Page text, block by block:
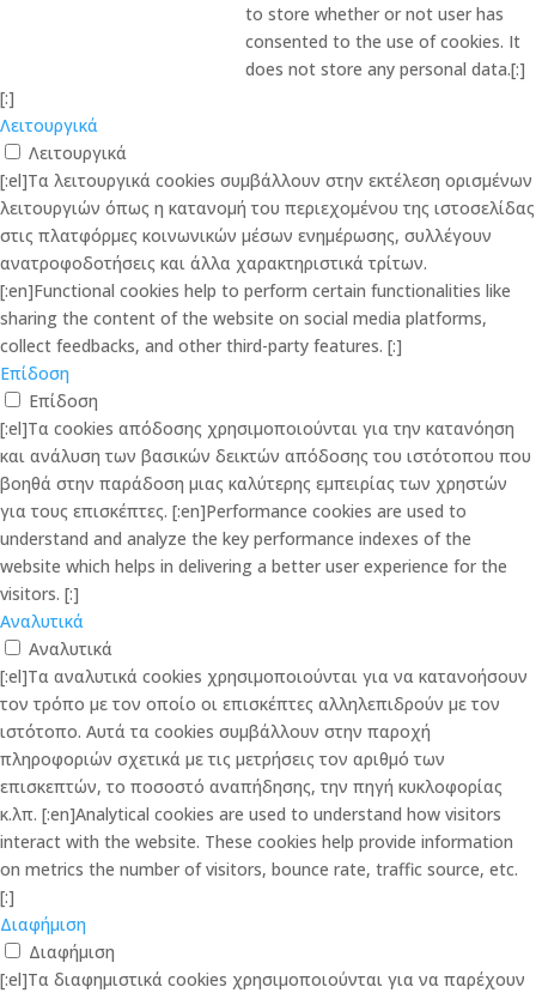
to store whether or not user has
consented to the use of cookies. It
does not store any personal data.[:]
[:]
Λειτουργικά
Λειτουργικά
[:el]Τα λειτουργικά cookies συμβάλλουν στην εκτέλεση ορισμένων
λειτουργιών όπως η κατανομή του περιεχομένου της ιστοσελίδας
στις πλατφόρμες κοινωνικών μέσων ενημέρωσης, συλλέγουν
ανατροφοδοτήσεις και άλλα χαρακτηριστικά τρίτων.
[:en]Functional cookies help to perform certain functionalities like
sharing the content of the website on social media platforms,
collect feedbacks, and other third-party features. [:]
Επίδοση
Επίδοση
[:el]Τα cookies απόδοσης χρησιμοποιούνται για την κατανόηση
και ανάλυση των βασικών δεικτών απόδοσης του ιστότοπου που
βοηθά στην παράδοση μιας καλύτερης εμπειρίας των χρηστών
για τους επισκέπτες. [:en]Performance cookies are used to
understand and analyze the key performance indexes of the
website which helps in delivering a better user experience for the
visitors. [:]
Αναλυτικά
Αναλυτικά
[:el]Τα αναλυτικά cookies χρησιμοποιούνται για να κατανοήσουν
τον τρόπο με τον οποίο οι επισκέπτες αλληλεπιδρούν με τον
ιστότοπο. Αυτά τα cookies συμβάλλουν στην παροχή
πληροφοριών σχετικά με τις μετρήσεις τον αριθμό των
επισκεπτών, το ποσοστό αναπήδησης, την πηγή κυκλοφορίας
κ.λπ. [:en]Analytical cookies are used to understand how visitors
interact with the website. These cookies help provide information
on metrics the number of visitors, bounce rate, traffic source, etc.
[:]
Διαφήμιση
Διαφήμιση
[:el]Τα διαφημιστικά cookies χρησιμοποιούνται για να παρέχουν